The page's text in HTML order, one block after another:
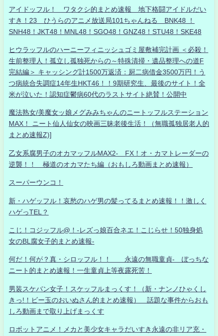
アイドッフル！ ワタクシ的まとめ速報 地下格闘アイドルだい
すき！23 ひうらのアニメ放送局101ちゃんねる BNK48 ！
SNH48！JKT48！MNL48！SGO48！GNZ48！STU48！SKE48
ヒウラッフルのハーニーフィニッシュゴミ屋敷補完計画 ＜必殺！
生前整理人！孤立し孤独死からの～特殊清掃・遺品整理への道F
完結編＞ キャッシング計1500万返済：厨二病借金3500万円！う
つ病統合失調症14年生HKT46！！9期研究生、最後のサイト！全
米が泣いた！認知症鬱病60代のラストサイト絶賛！公開中
魔法熟女/美魔女ッ娘メグみみちゃんのニートッフルステーション
MAX！ ニート仙人仙女の映画三昧老後生活！（無職孤独居老人的
まとめ速報Z)]
乙女系腐男子のオカマッフルMAX2- FX！オ・カマトレーダーの
逆襲！！ 極道のオカマたち編（おもしろ動画まとめ速報）
スーパーウンコ！
新・ハゲッフル！哀愁のハゲ男の髪ってるまとめ速報！！激しく
ハゲっTEL？
こじ！コジッフル@！-レズっ娘百合ネエ！こじらせ！50独身処
女のBL腐女子的まとめ速報-
何だ！何が？真・シロッフル！！ 永遠の無職童貞- ぼっちな
ニート的まとめ速報！一生童貞上等夜露死苦！
男装スケバン女子！スケッフルまっくす！（新・ナンノひゃくし
きっ!！ビー玉のおいぬさん的まとめ速報） 話題な事件からおも
しろ動画まで取り上げまっくす
ロボットアニメ！メカと美少女キャラだいすき永遠の非リア充・